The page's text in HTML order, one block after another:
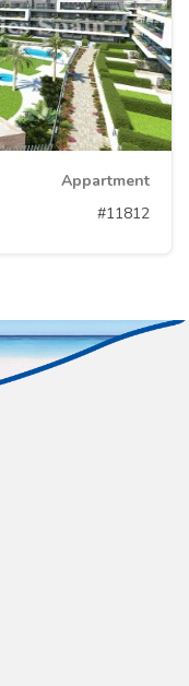
Appartment
#11812